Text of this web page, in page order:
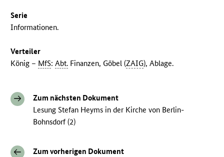
Serie
Informationen.
Verteiler
König – MfS:Abt. Finanzen, Göbel (ZAIG), Ablage.
Zum nächsten Dokument
Lesung Stefan Heyms in der Kirche von Berlin-
Bohnsdorf (2)
Zum vorherigen Dokument